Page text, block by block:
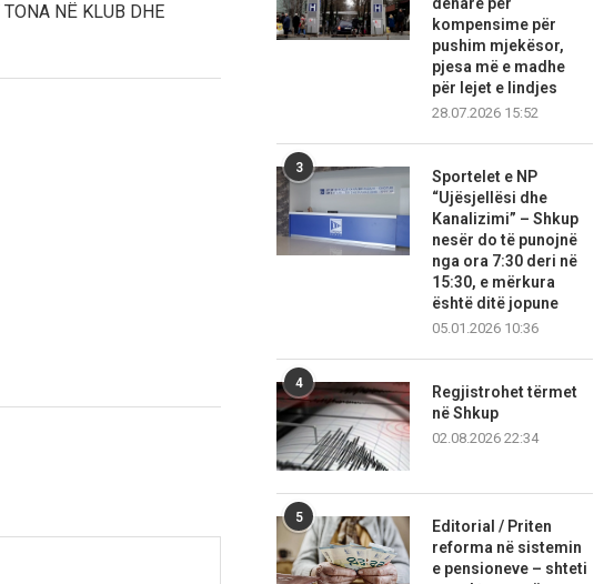
NË KLUB DHE
kompensime për
pushim mjekësor,
pjesa më e madhe
për lejet e lindjes
28.07.2026 15:52
3
Sportelet e NP
“Ujësjellësi dhe
Kanalizimi” – Shkup
nesër do të punojnë
nga ora 7:30 deri në
15:30, e mërkura
është ditë jopune
05.01.2026 10:36
4
Regjistrohet tërmet
në Shkup
02.08.2026 22:34
5
Editorial / Priten
reforma në sistemin
e pensioneve – shteti